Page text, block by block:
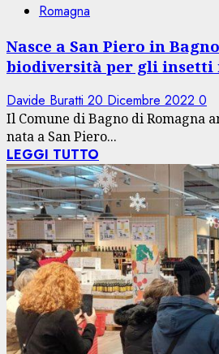
Romagna
Nasce a San Piero in
biodiversità per gli
Davide Buratti 20 Dicembre 2022 0
Il Comune di Bagno di Romagna
nata a San Piero...
LEGGI TUTTO